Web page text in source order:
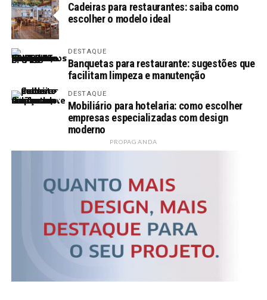
Cadeiras para restaurantes: saiba como
escolher o modelo ideal
DESTAQUE
Banquetas para restaurante: sugestões que
facilitam limpeza e manutenção
DESTAQUE
Mobiliário para hotelaria: como escolher
empresas especializadas com design
moderno
PROPAGANDA